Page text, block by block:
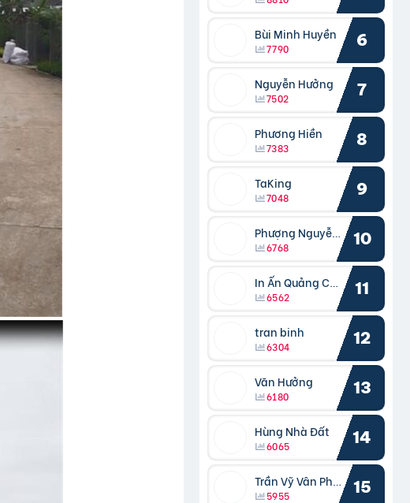
Bùi Minh Huyền
7790 6
Nguyễn Hưởng
7502 7
Phương Hiền
7383 8
TaKing
7048 9
Phượng Nguyễn Phượng
6768 10
In Ấn Quảng Cáo Cần Thơ
6562 11
tran binh
6304 12
Văn Hưởng
6180 13
Hùng Nhà Đất
6065 14
Trần Vỹ Vân Phong
5955 15